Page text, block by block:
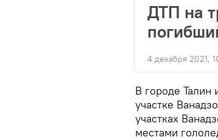
ДТП на
4 декабря 2021,
В городе Талин
участке
участках
местами